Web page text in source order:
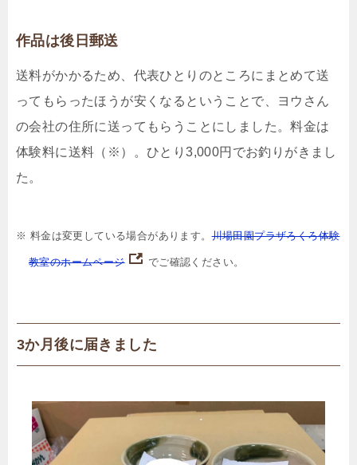
作品は後日郵送
送料がかかるため、代表ひとりのところにまとめて送
ってもらったほうが安くなるということで、ヨウさん
の会社の住所に送ってもらうことにしました。料金は
体験料に送料（※）。ひとり3,000円でお釣りがきまし
た。
※ 料金は変更している場合があります。川場田園プラザろくろ体験
教室のホームページ でご確認ください。
3か月後に届きました